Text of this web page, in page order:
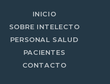
INICIO
SOBRE INTELECTO
PERSONAL SALUD
PACIENTES
CONTACTO